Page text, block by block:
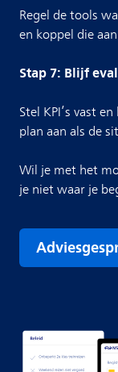
Regel de tools
en koppel die
Stap 7: Blijf
Stel KPI’s vast
plan aan als de
Wil je met het
je niet waar je